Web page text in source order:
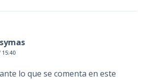
15:40
lo que se comenta en este